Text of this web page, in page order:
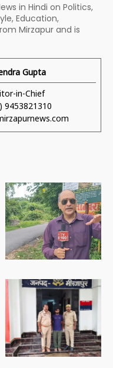
in Hindi on Politics,
Education,
Mirzapur and is
Gupta
in-Chief
9453821310